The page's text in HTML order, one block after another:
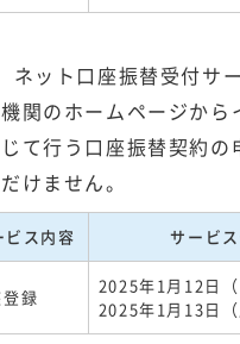
ネット口座振替受付サ
関のホームページから
て行う口座振替契約の
けません。
ビス内容 サービ
録
2025年1月12日
2025年1月13日